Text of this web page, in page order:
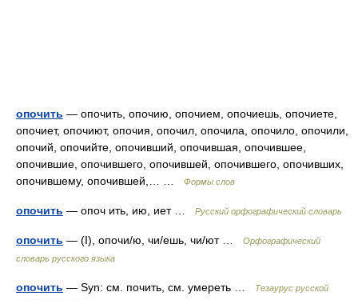
опочить — опочить, опочию, опочием, опочиешь, опочиете,
опочиет, опочиют, опочия, опочил, опочила, опочило, опочили,
опочий, опочийте, опочивший, опочившая, опочившее,
опочившие, опочившего, опочившей, опочившего, опочивших,
опочившему, опочившей,… …
Формы слов
опочить — опоч ить, ию, иет … Русский орфографический словарь
опочить — (I), опочи/ю, чи/ешь, чи/ют …
Орфографический
словарь русского языка
опочить — Syn: см. почить, см. умереть …
Тезаурус русской